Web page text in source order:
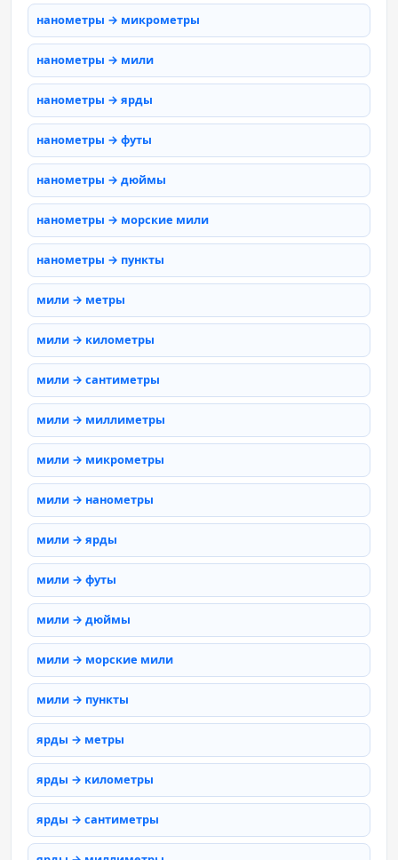
нанометры → микрометры
нанометры → мили
нанометры → ярды
нанометры → футы
нанометры → дюймы
нанометры → морские мили
нанометры → пункты
мили → метры
мили → километры
мили → сантиметры
мили → миллиметры
мили → микрометры
мили → нанометры
мили → ярды
мили → футы
мили → дюймы
мили → морские мили
мили → пункты
ярды → метры
ярды → километры
ярды → сантиметры